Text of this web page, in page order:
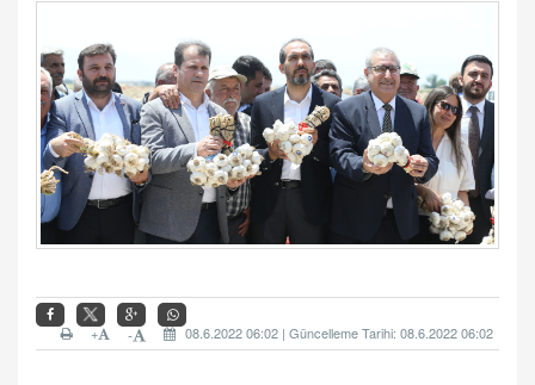
08.6.2022 06:02 | Güncelleme Tarihi: 08.6.2022 06:02
-
+